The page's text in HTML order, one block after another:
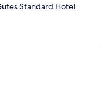
Standard Hotel.